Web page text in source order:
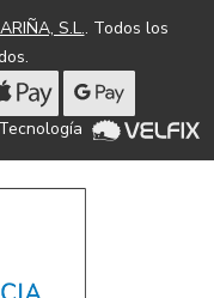
S.L.. Todos los